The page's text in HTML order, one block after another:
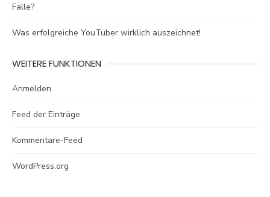
Falle?
Was erfolgreiche YouTuber wirklich auszeichnet!
WEITERE FUNKTIONEN
Anmelden
Feed der Einträge
Kommentare-Feed
WordPress.org